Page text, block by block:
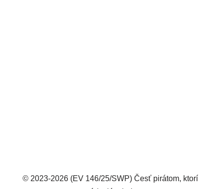
© 2023-2026 (EV 146/25/SWP) Česť pirátom, ktorí